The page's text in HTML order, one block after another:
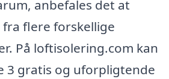
anbefales det at
flere forskellige
På loftisolering.com kan
3 gratis og uforpligtende